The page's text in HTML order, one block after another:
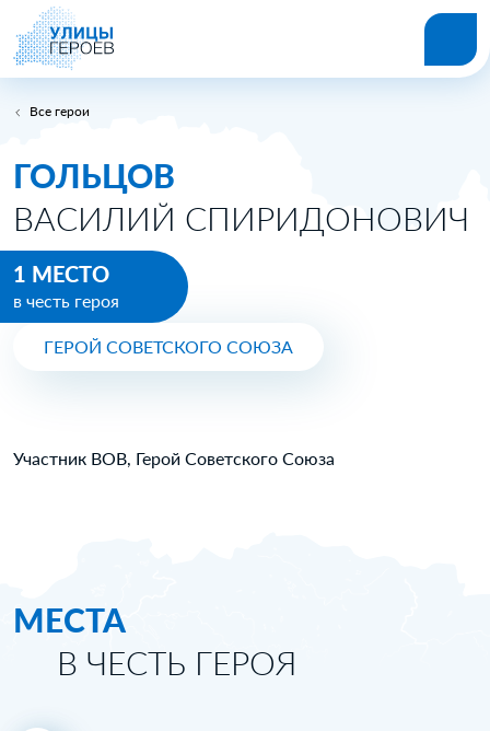
Все герои
ГОЛЬЦОВ
ВАСИЛИЙ СПИРИДОНОВИЧ
1 МЕСТО
в честь героя
ГЕРОЙ СОВЕТСКОГО СОЮЗА
Участник ВОВ, Герой Советского Союза
МЕСТА
В ЧЕСТЬ ГЕРОЯ